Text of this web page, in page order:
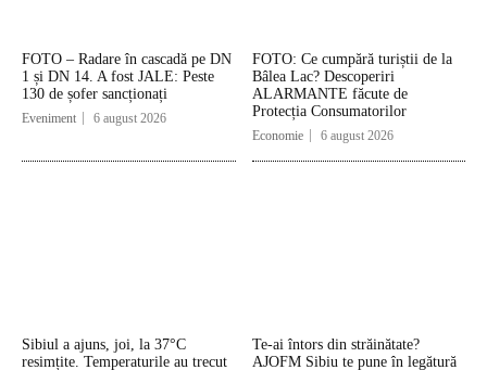
FOTO – Radare în cascadă pe DN
1 și DN 14. A fost JALE: Peste
130 de șofer sancționați
Eveniment 6 august 2026
FOTO: Ce cumpără turiștii de la
Bâlea Lac? Descoperiri
ALARMANTE făcute de
Protecția Consumatorilor
Economie 6 august 2026
Sibiul a ajuns, joi, la 37°C
resimțite. Temperaturile au trecut
Te-ai întors din străinătate?
AJOFM Sibiu te pune în legătură